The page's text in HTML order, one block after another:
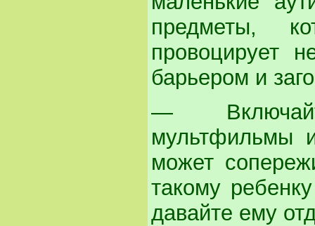
предметы,
провоцирует
барьером и
—
мультфильмы
может
такому
давайте ему